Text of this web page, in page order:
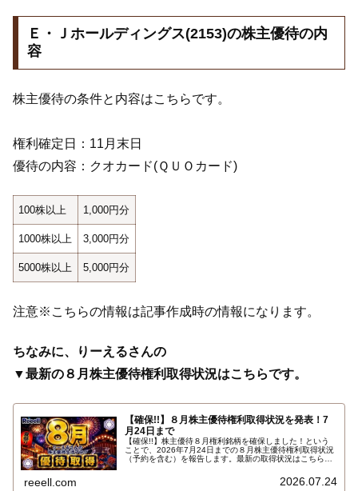
Ｅ・Ｊホールディングス(2153)の株主優待の内
容
株主優待の条件と内容はこちらです。
権利確定日：11月末日
優待の内容：クオカード(ＱＵＯカード)
100株以上 1,000円分
1000株以上 3,000円分
5000株以上 5,000円分
注意※こちらの情報は記事作成時の情報になります。
ちなみに、りーえるさんの
▼最新の８月株主優待権利取得状況はこちらです。
【確保!!】８月株主優待権利取得状況を発表！7
月24日まで
【確保!!】株主優待８月権利銘柄を確保しました！という
ことで、2026年7月24日までの８月株主優待権利取得状況
（予約を含む）を報告します。最新の取得状況はこちらで
reeell.com 2026.07.24